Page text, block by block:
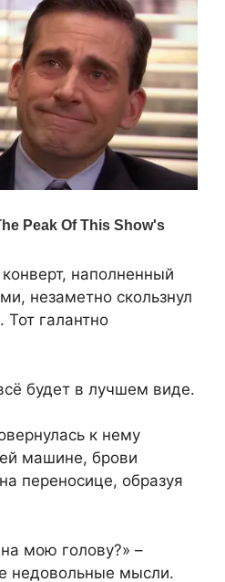
наполненный
незаметно скользнул
Тот галантно
будет в лучшем виде.
к нему
машине, брови
переносице, образуя
мою голову?» –
недовольные мысли.